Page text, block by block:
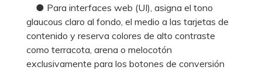
● Para interfaces web (UI), asigna el tono
glaucous claro al fondo, el medio a las tarjetas de
contenido y reserva colores de alto contraste
como terracota, arena o melocotón
exclusivamente para los botones de conversión